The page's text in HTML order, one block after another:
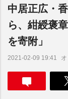
中居正広・
ら、紺綬褒
を寄附」
2021-02-09 19:41